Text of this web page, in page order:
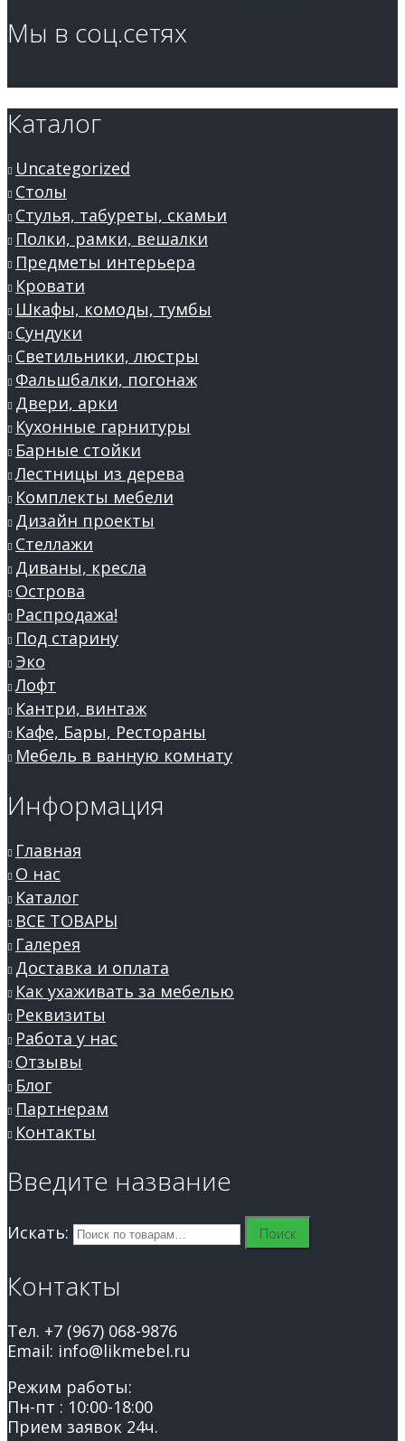
Мы в соц.сетях
Каталог
Uncategorized
Столы
Стулья, табуреты, скамьи
Полки, рамки, вешалки
Предметы интерьера
Кровати
Шкафы, комоды, тумбы
Сундуки
Светильники, люстры
Фальшбалки, погонаж
Двери, арки
Кухонные гарнитуры
Барные стойки
Лестницы из дерева
Комплекты мебели
Дизайн проекты
Стеллажи
Диваны, кресла
Острова
Распродажа!
Под старину
Эко
Лофт
Кантри, винтаж
Кафе, Бары, Рестораны
Мебель в ванную комнату
Информация
Главная
О нас
Каталог
ВСЕ ТОВАРЫ
Галерея
Доставка и оплата
Как ухаживать за мебелью
Реквизиты
Работа у нас
Отзывы
Блог
Партнерам
Контакты
Введите название
Искать: Поиск
Контакты
Тел. +7 (967) 068-9876
Email: info@likmebel.ru
Режим работы:
Пн-пт : 10:00-18:00
Прием заявок 24ч.